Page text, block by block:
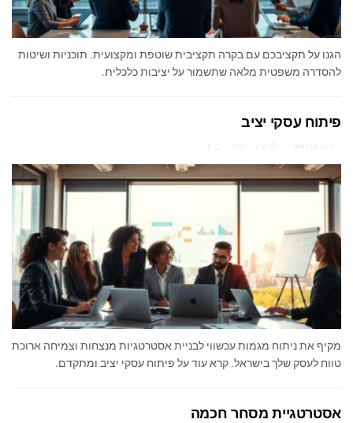
הגנו על תקציבכם עם בקרה תקציבית שוטפת ומקצועית. תוכניות ושיטות
להסדרה משפטית מלאה שתשמור על יציבות כלכלית.
פיתוח עסקי יציב
מקיף את ניתוח מגמות עכשווי לבניית אסטרטגיות מנצחות וצמיחה ארוכת
טווח לעסק שלך בישראל. קרא עוד על פיתוח עסקי יציב ומתקדם.
אסטרטגיית מסחר חכמה